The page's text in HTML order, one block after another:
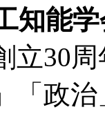
知能学
30
「政